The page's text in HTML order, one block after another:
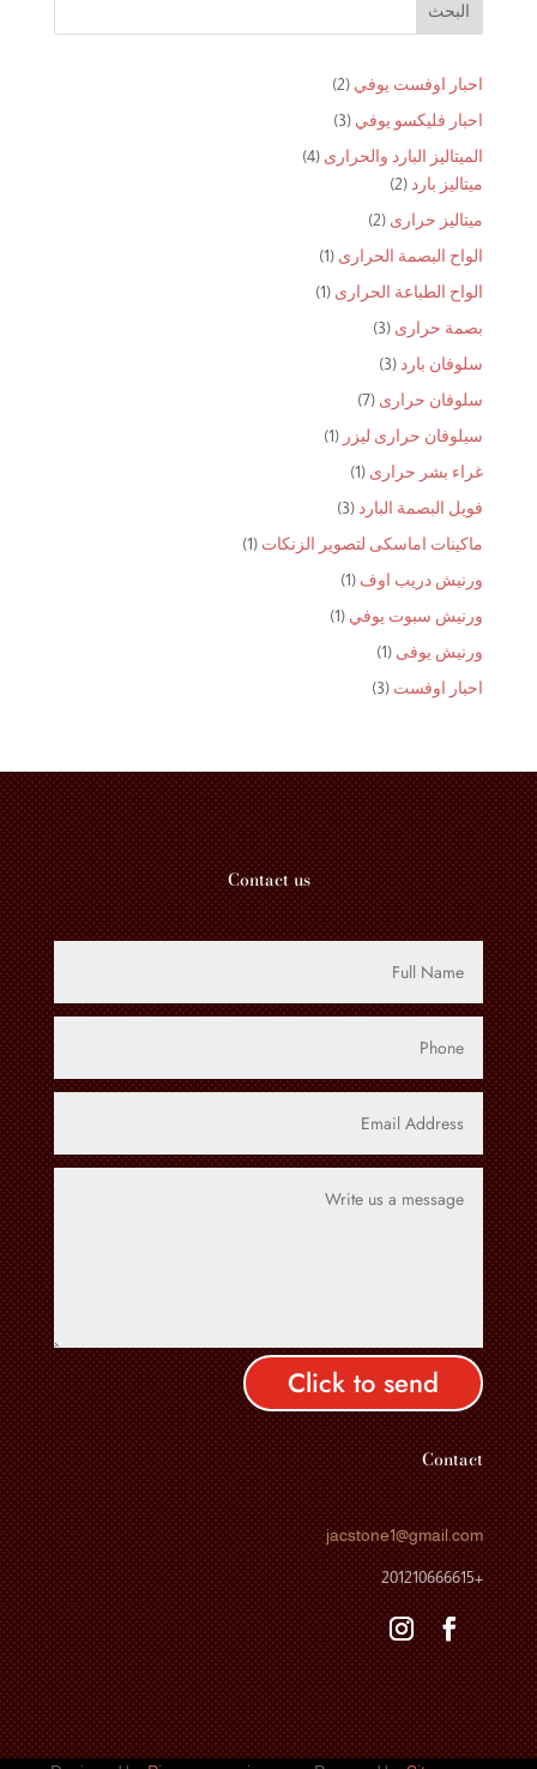
البحث
احبار اوفست يوفي 2
2
منتجات
احبار فليكسو يوفي 3
3
منتجاتالميتاليز البارد والحرارى 4
4
ميتاليز بارد 2
2
منتجات ميتاليز حرارى 2
2
منتجات
الواح البصمة الحرارى 1
منتج الواح الطباعة الحرارى 1
بصمة حرارى 3
3
سلوفان بارد 3
3
منتجات سلوفان حرارى 7
7
منتجاتسيلوفان حرارى ليزر 1
غراء بشر حرارى 1
منتج فويل البصمة البارد 3
3
منتجات
ماكينات اماسكى لتصوير الزنكات 1
ورنيش دريب اوف 1
منتج ورنيش سبوت يوفي 1
ورنيش يوفى 1
منتج
احبار اوفست 3
3
Contact us
Click to send
Contact
jacstone1@gmail.com
+201210666615